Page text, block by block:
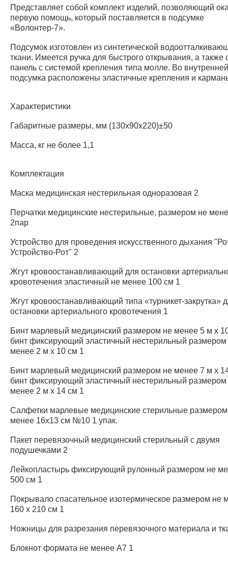
Представляет собой комплект изделий, позволяющий
первую помощь, который поставляется в подсумке
«Волонтер-7».
Подсумок изготовлен из синтетической
ткани. Имеется ручка для быстрого открывания, а также
панель с системой крепления типа молле. Во
подсумка расположены эластичные крепления и
Характеристики
Габаритные размеры, мм (130х90х220)±50
Масса, кг не более 1,1
Комплектация
Маска медицинская нестерильная одноразовая 2
Перчатки медицинские нестерильные, размером не
2пар
Устройство для проведения искусственного дыхания
Устройство-Рот" 2
Жгут кровоостанавливающий для остановки
кровотечения эластичный не менее 100 см 1
Жгут кровоостанавливающий типа «турникет-закрутка»
остановки артериального кровотечения 1
Бинт марлевый медицинский размером не менее 5 м x
бинт фиксирующий эластичный нестерильный размером
менее 2 м х 10 см 1
Бинт марлевый медицинский размером не менее 7 м x
бинт фиксирующий эластичный нестерильный размером
менее 2 м х 14 см 1
Салфетки марлевые медицинские стерильные
менее 16х13 см №10 1 упак.
Пакет перевязочный медицинский стерильный с двумя
подушечками 2
Лейкопластырь фиксирующий рулонный размером не
500 см 1
Покрывало спасательное изотермическое размером не
160 x 210 см 1
Ножницы для разрезания перевязочного материала и
Блокнот формата не менее A7 1